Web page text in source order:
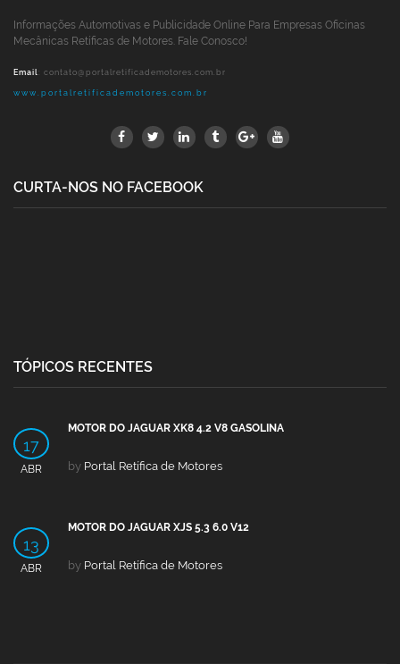
Informações Automotivas e Publicidade Online Para Empresas Oficinas
Mecânicas Retíficas de Motores. Fale Conosco!
Email: contato@portalretificademotores.com.br
www.portalretificademotores.com.br
CURTA-NOS NO FACEBOOK
TÓPICOS RECENTES
17
ABR
MOTOR DO JAGUAR XK8 4.2 V8 GASOLINA
by Portal Retífica de Motores
13
ABR
MOTOR DO JAGUAR XJS 5.3 6.0 V12
by Portal Retífica de Motores